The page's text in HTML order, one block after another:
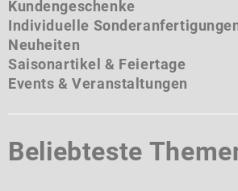
Kundengeschenke
Individuelle
Neuheiten
Saisonartikel & Feiertage
Events & Veranstaltungen
Beliebteste